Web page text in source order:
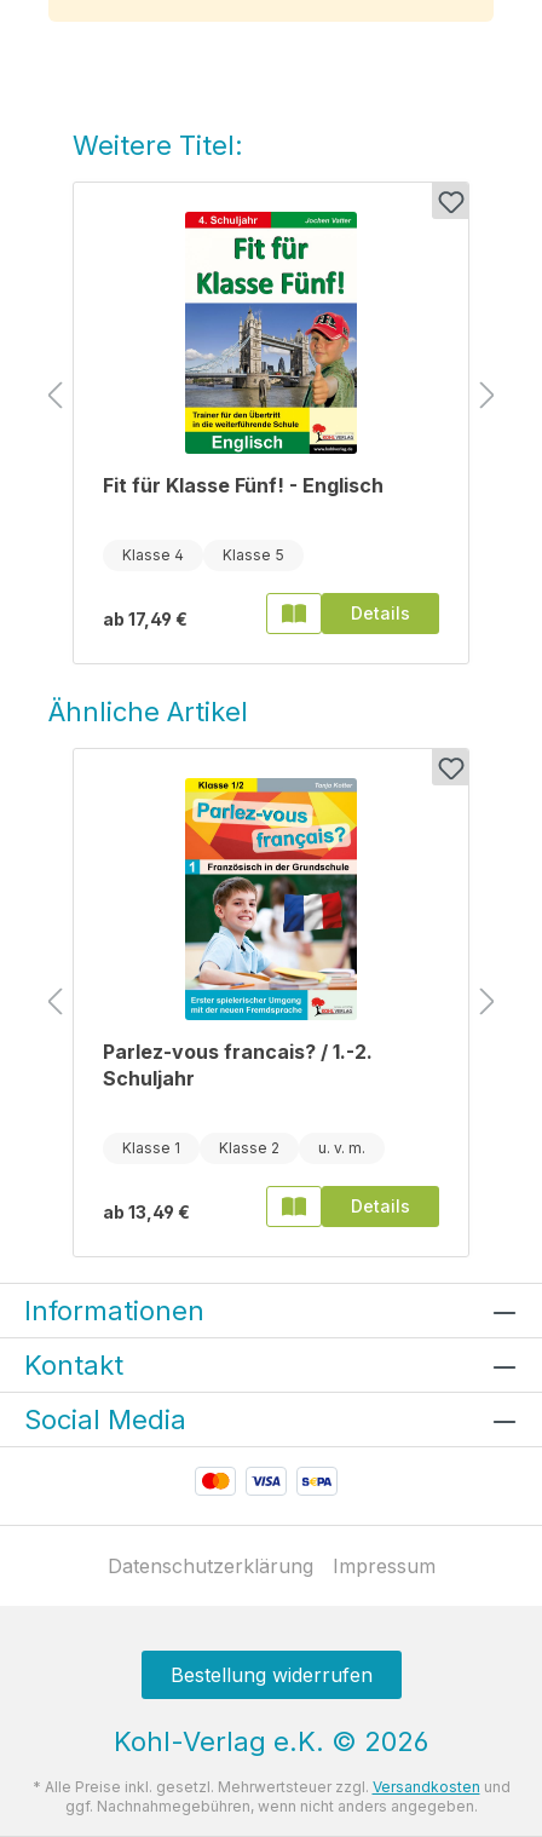
Produktgalerie überspringen
Weitere Titel:
Fit für Klasse Fünf! - Englisch
Klasse 4 Klasse 5
ab 17,49 € Details
Ähnliche Artikel
Parlez-vous francais? / 1.-2.
Schuljahr
Klasse 1 Klasse 2
ab 13,49 € Details
Informationen
Kontakt
Social Media
Datenschutzerklärung Impressum
Bestellung widerrufen
Kohl-Verlag e.K. © 2026
* Alle Preise inkl. gesetzl. Mehrwertsteuer zzgl. Versandkosten und
ggf. Nachnahmegebühren, wenn nicht anders angegeben.